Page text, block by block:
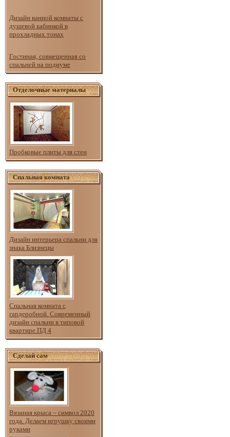
Дизайн ванной комнаты с
душевой кабинкой в
прохладных тонах
Гостиная, совмещенная со
спальней на подиуме
Отделочные материалы
Пробковые плиты для стен
Спальная комната
Дизайн интерьера спальни для
знака Близнецы
Спальная комната с
гардеробной. Современный
дизайн спальни в типовой
квартире ПД 4
Сделай сам
Вязаная крыса – символ 2020
года. Делаем игрушку своими
руками